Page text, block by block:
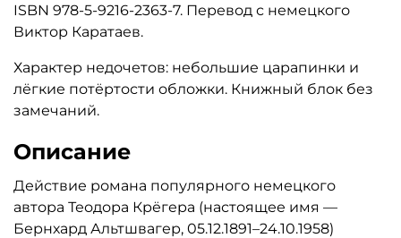
ISBN 978-5-9216-2363-7. Перевод с немецкого
Виктор Каратаев.
Характер недочетов: небольшие царапинки и
лёгкие потёртости обложки. Книжный блок без
замечаний.
Описание
Действие романа популярного немецкого
автора Теодора Крёгера (настоящее имя —
Бернхард Альтшвагер, 05.12.1891–24.10.1958)